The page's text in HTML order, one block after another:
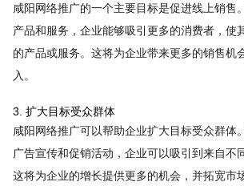
咸阳网络推广的一个主要目标是促进线上销售
产品和服务，企业能够吸引更多的消费者，使
的产品或服务。这将为企业带来更多的销售机
入。
3. 扩大目标受众群体
咸阳网络推广可以帮助企业扩大目标受众群体
广告宣传和促销活动，企业可以吸引到来自不
这将为企业的增长提供更多的机会，并拓宽市